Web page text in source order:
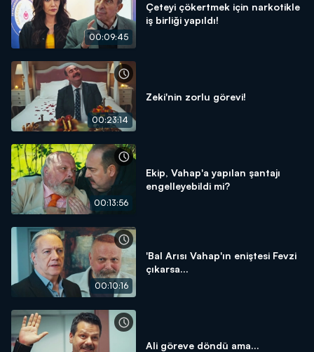
00:09:45
Çeteyi çökertmek için narkotikle
iş birliği yapıldı!
00:23:14
Zeki'nin zorlu görevi!
00:13:56
Ekip, Vahap'a yapılan şantajı
engelleyebildi mi?
00:10:16
'Bal Arısı Vahap'ın eniştesi Fevzi
çıkarsa...
Ali göreve döndü ama...